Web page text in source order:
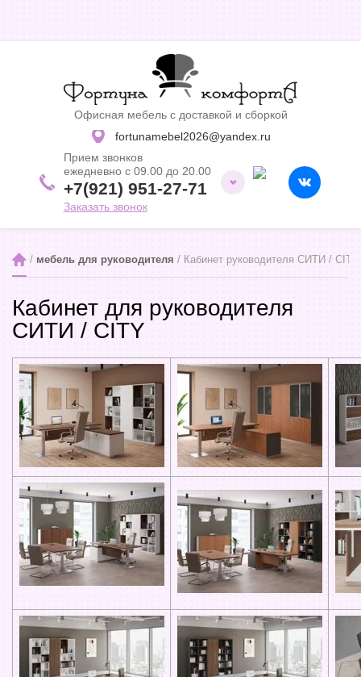
fortunamebel2026@yandex.ru
Офисная мебель с доставкой и сборкой
Прием звонков
ежедневно с 09.00 до 20.00
+7(921) 951-27-71
Заказать звонок
/ мебель для руководителя / Кабинет руководителя СИТИ / CITY
Кабинет для руководителя
СИТИ / CITY